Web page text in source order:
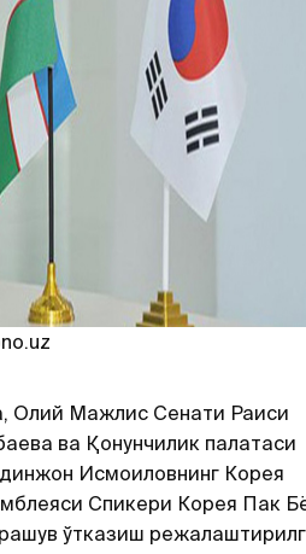
Олий Мажлис Сенати Раиси
ва Қонунчилик палатаси
Исмоиловнинг Корея
Спикери Корея Пак
ўтказиш